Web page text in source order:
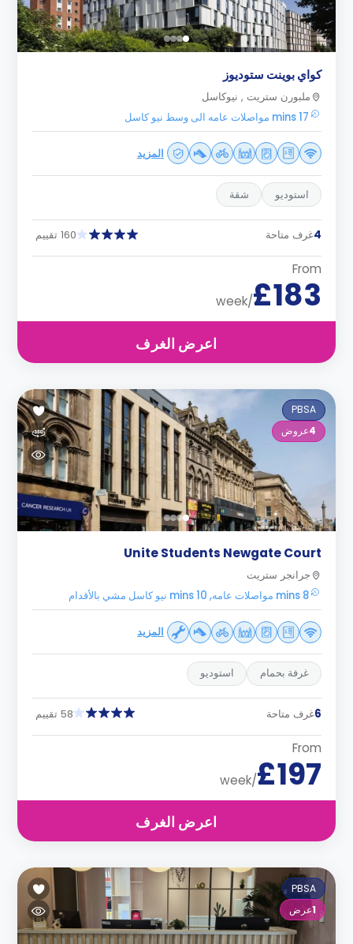
كواي بوينت ستوديوز
ملبورن ستريت , نيوكاسل
17 mins مواصلات عامه الى وسط نيو كاسل
المزيد
استوديو شقة
4غرف متاحة 160 تقييم
From
£183
/week
اعرض الغرف
PBSA
4عروض
Unite Students Newgate Court
جرانجر ستريت
8 mins مواصلات عامه, 10 mins نيو كاسل مشي بالأقدام
المزيد
غرفة بحمام استوديو
6غرف متاحة 58 تقييم
From
£197
/week
اعرض الغرف
PBSA
1عرض